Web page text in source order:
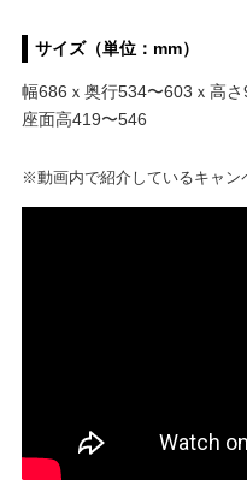
サイズ（単位：mm）
幅686ｘ奥行534〜603ｘ高
座面高419〜546
※動画内で紹介しているキャン